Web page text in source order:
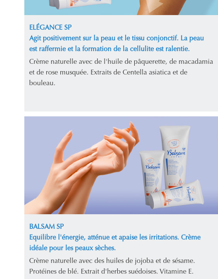
ELÉGANCE SP
Agit positivement sur la peau et le tissu conjonctif. La peau
est raffermie et la formation de la cellulite est ralentie.
Crème naturelle avec de l'huile de pâquerette, de macadamia
et de rose musquée. Extraits de Centella asiatica et de
bouleau.
BALSAM SP
Equilibre l'énergie, atténue et apaise les irritations. Crème
idéale pour les peaux sèches.
Crème naturelle avec des huiles de jojoba et de sésame.
Protéines de blé. Extrait d'herbes suédoises. Vitamine E.